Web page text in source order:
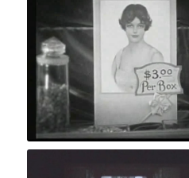
Sherlock Jr. (extrait) - Ciné concert